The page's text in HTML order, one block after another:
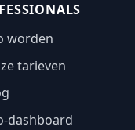
worden
tarieven
dashboard